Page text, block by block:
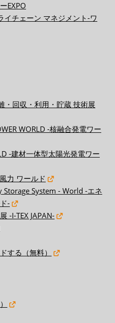
EXPO
イチェーン マネジメント-ワ
・回収・利用・貯蔵 技術展
WORLD -核融合発電ワー
-建材一体型太陽光発電ワー
力 ワールド
Storage System - World -エネ
-
-I-TEX JAPAN-
する（無料）